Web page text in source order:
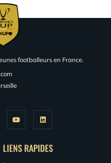
footballeurs en France.
LIENS RAPIDES